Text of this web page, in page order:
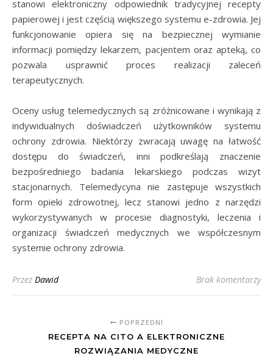
stanowi elektroniczny odpowiednik tradycyjnej recepty
papierowej i jest częścią większego systemu e-zdrowia. Jej
funkcjonowanie opiera się na bezpiecznej wymianie
informacji pomiędzy lekarzem, pacjentem oraz apteką, co
pozwala usprawnić proces realizacji zaleceń
terapeutycznych.
Oceny usług telemedycznych są zróżnicowane i wynikają z
indywidualnych doświadczeń użytkowników systemu
ochrony zdrowia. Niektórzy zwracają uwagę na łatwość
dostępu do świadczeń, inni podkreślają znaczenie
bezpośredniego badania lekarskiego podczas wizyt
stacjonarnych. Telemedycyna nie zastępuje wszystkich
form opieki zdrowotnej, lecz stanowi jedno z narzędzi
wykorzystywanych w procesie diagnostyki, leczenia i
organizacji świadczeń medycznych we współczesnym
systemie ochrony zdrowia.
Przez Dawid Brak komentarzy
POPRZEDNI
RECEPTA NA CITO A ELEKTRONICZNE
ROZWIĄZANIA MEDYCZNE